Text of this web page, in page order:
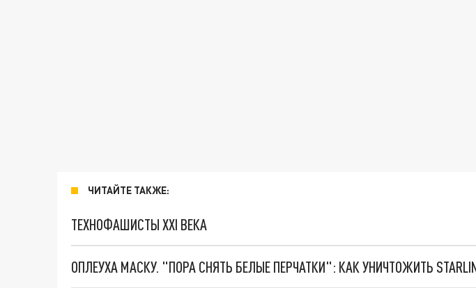
ЧИТАЙТЕ ТАКЖЕ:
ТЕХНОФАШИСТЫ XXI ВЕКА
ОПЛЕУХА МАСКУ. "ПОРА СНЯТЬ БЕЛЫЕ ПЕРЧАТКИ": КАК УНИЧТОЖИТЬ